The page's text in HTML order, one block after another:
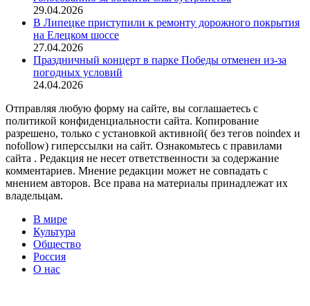
29.04.2026
В Липецке приступили к ремонту дорожного покрытия
на Елецком шоссе
27.04.2026
Праздничный концерт в парке Победы отменен из-за
погодных условий
24.04.2026
Отправляя любую форму на сайте, вы соглашаетесь с
политикой конфиденциальности сайта. Копирование
разрешено, только с установкой активной( без тегов noindex и
nofollow) гиперссылки на сайт. Ознакомьтесь с правилами
сайта . Редакция не несет ответственности за содержание
комментариев. Мнение редакции может не совпадать с
мнением авторов. Все права на материалы принадлежат их
владельцам.
В мире
Культура
Общество
Россия
О нас